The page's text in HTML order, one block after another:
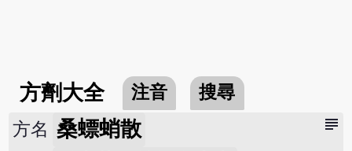
方劑大全 注音 搜尋
subject
方名 桑螵蛸散